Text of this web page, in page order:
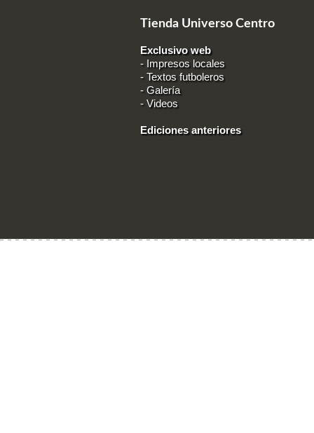
Tienda Universo Centro
Exclusivo web
- Impresos locales
- Textos futboleros
-Galería
-Videos
Ediciones anteriores